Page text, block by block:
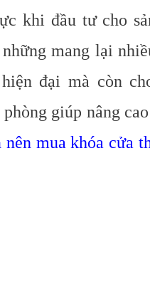
khi đầu tư cho
mang lại
đại mà còn
giúp nâng
nên mua khóa cửa